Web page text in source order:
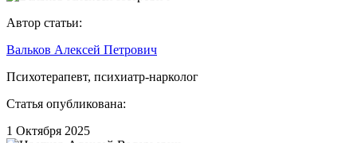
Автор статьи:
Вальков Алексей Петрович
Психотерапевт, психиатр-нарколог
Статья опубликована:
1 Октября 2025